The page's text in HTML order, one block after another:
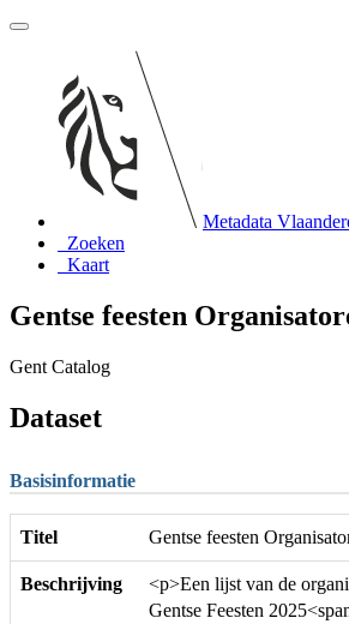
Metadata
Zoeken
Kaart
Gentse feesten
Gent Catalog
Dataset
Basisinformatie
Titel Gentse feesten
Beschrijving
<p>Een lijst van de
Gentse Feesten